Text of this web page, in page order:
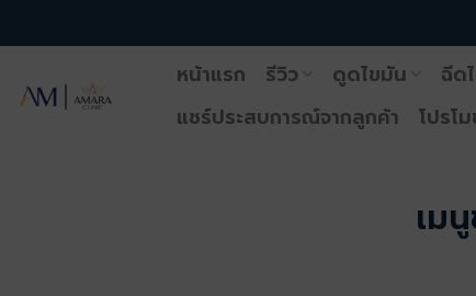
ไป
เนื้อหา
หน้าแรก รีวิว ดูดไขมัน ฉีด
แชร์ประสบการณ์จากลูกค้า
โปรโ
เม